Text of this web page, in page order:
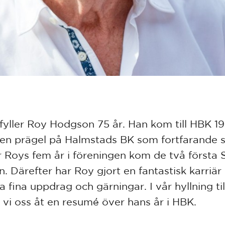
Roy Hodgson 75 år. Han kom till HBK
prägel på Halmstads BK som fortfarande
Roys fem år i föreningen kom de två första
Därefter har Roy gjort en fantastisk karriär
fina uppdrag och gärningar. I vår hyllning
oss åt en resumé över hans år i HBK.